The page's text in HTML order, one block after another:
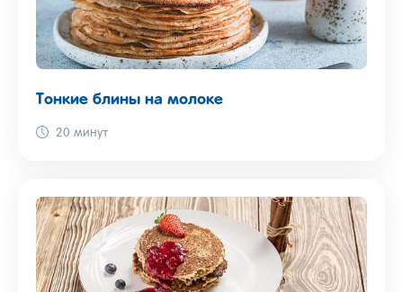
Тонкие блины на молоке
20 минут